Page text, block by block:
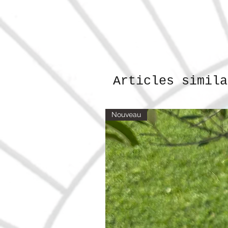
Articles
Nouveau